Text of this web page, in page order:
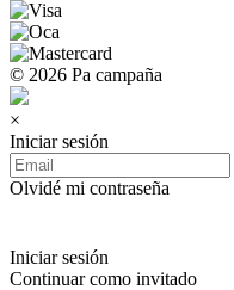
© 2026 Pa campaña
×
Iniciar sesión
Olvidé mi contraseña
Iniciar sesión
Continuar como invitado